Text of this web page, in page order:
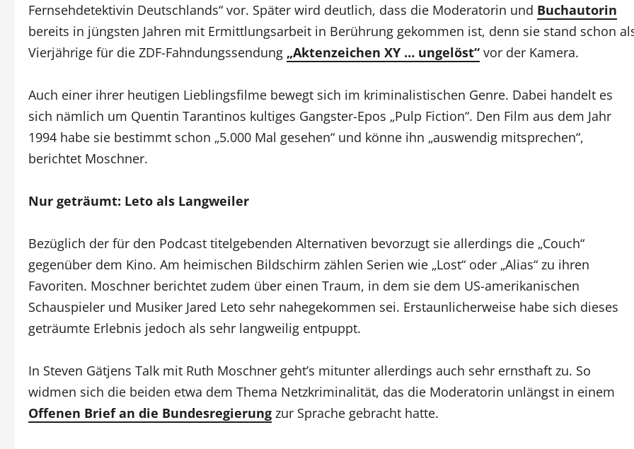
Fernsehdetektivin Deutschlands“ vor. Später wird deutlich, dass die Moderatorin und Buchautorin
bereits in jüngsten Jahren mit Ermittlungsarbeit in Berührung gekommen ist, denn sie stand schon
Vierjährige für die ZDF-Fahndungssendung „Aktenzeichen XY … ungelöst“ vor der Kamera.
Auch einer ihrer heutigen Lieblingsfilme bewegt sich im kriminalistischen Genre. Dabei handelt es
sich nämlich um Quentin Tarantinos kultiges Gangster-Epos „Pulp Fiction“. Den Film aus dem Jahr
1994 habe sie bestimmt schon „5.000 Mal gesehen“ und könne ihn „auswendig mitsprechen“,
berichtet Moschner.
Nur geträumt: Leto als Langweiler
Bezüglich der für den Podcast titelgebenden Alternativen bevorzugt sie allerdings die „Couch“
gegenüber dem Kino. Am heimischen Bildschirm zählen Serien wie „Lost“ oder „Alias“ zu ihren
Favoriten. Moschner berichtet zudem über einen Traum, in dem sie dem US-amerikanischen
Schauspieler und Musiker Jared Leto sehr nahegekommen sei. Erstaunlicherweise habe sich dieses
geträumte Erlebnis jedoch als sehr langweilig entpuppt.
In Steven Gätjens Talk mit Ruth Moschner geht’s mitunter allerdings auch sehr ernsthaft zu. So
widmen sich die beiden etwa dem Thema Netzkriminalität, das die Moderatorin unlängst in einem
Offenen Brief an die Bundesregierung zur Sprache gebracht hatte.